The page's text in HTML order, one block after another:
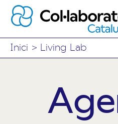
Inici > Living Lab